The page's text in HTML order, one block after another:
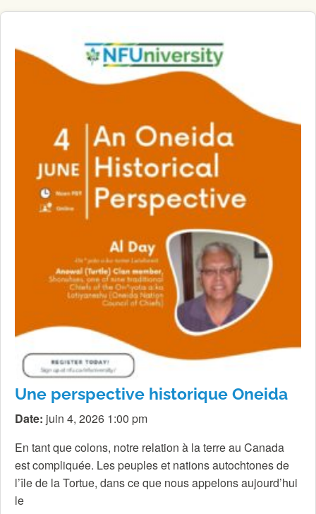
Une perspective historique Oneida
Date: juin 4, 2026 1:00 pm
En tant que colons, notre relation à la terre au Canada
est compliquée. Les peuples et nations autochtones de
l’île de la Tortue, dans ce que nous appelons aujourd’hui
le